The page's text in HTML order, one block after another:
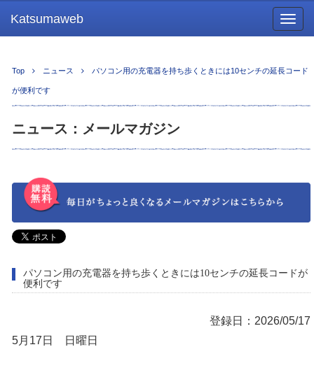
Katsumaweb
Top ニュース パソコン用の充電器を持ち歩くときには10センチの延長コード
が便利です
ニュース：メールマガジン
パソコン用の充電器を持ち歩くときには10センチの延長コードが
便利です
登録日：2026/05/17
5月17日 日曜日